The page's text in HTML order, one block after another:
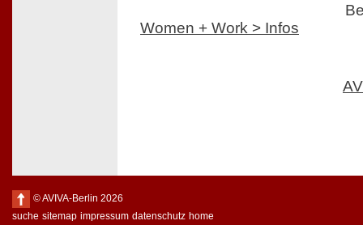
Women + Work > Infos
© AVIVA-Berlin 2026
suche sitemap impressum datenschutz home